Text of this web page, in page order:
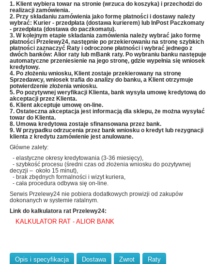
1. Klient wybiera towar na stronie (wrzuca do koszyka) i przechodzi do
realizacji zamówienia.
2. Przy składaniu zamówienia jako formę płatności i dostawy należy
wybrać: Kurier - przedpłata (dostawa kurierem) lub InPost Paczkomaty
- przedpłata (dostawa do paczkomatu).
3. W kolejnym etapie składania zamówienia należy wybrać jako formę
płatności Przelewy24, następnie po przekierowaniu na stronę szybkich
płatności zaznaczyć Raty i odroczone płatności i wybrać jednego z
dwóch banków: Alior raty lub mBank raty. Po wybraniu banku następuje
automatyczne przeniesienie na jego stronę, gdzie wypełnia się wniosek
kredytowy.
4. Po złożeniu wniosku, Klient zostaje przekierowany na stronę
Sprzedawcy, wniosek trafia do analizy do banku, a Klient otrzymuje
potwierdzenie złożenia wniosku.
5. Po pozytywnej weryfikacji Klienta, bank wysyła umowę kredytową do
akceptacji przez Klienta.
6. Klient akceptuje umowę on-line.
7. Ostateczna akceptacja jest informacją dla sklepu, że można wysyłać
towar do Klienta.
8. Umowa kredytowa zostaje sfinansowana przez bank.
9. W przypadku odrzucenia przez bank wniosku o kredyt lub rezygnacji
klienta z kredytu zamówienie jest anulowane.
Główne zalety:
- elastyczne okresy kredytowania (3-36 miesięcy),
- szybkość procesu (średni czas od złożenia wniosku do pozytywnej
decyzji – około 15 minut),
- brak zbędnych formalności i wizyt kuriera,
- cała procedura odbywa się on-line.
Serwis Przelewy24 nie pobiera dodatkowych prowizji od zakupów
dokonanych w systemie ratalnym.
Link do kalkulatora rat Przelewy24:
KALKULATOR RAT - ALIOR BANK
Opis i specyfikacja Dostawa Zwrot
Raty